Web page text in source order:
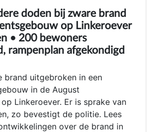
doden bij zware brand
op Linkeroever
• 200 bewoners
rampenplan afgekondigd
brand uitgebroken in een
in de August
Linkeroever. Er is sprake van
zo bevestigt de politie. Lees
over de brand in